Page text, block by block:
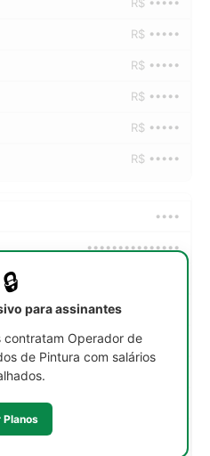
R$ •••••
R$ •••••
R$ •••••
R$ •••••
R$ •••••
••••
•••••••••••••••
R$ •••••
🔒
para assinantes
contratam Operador de
de Pintura com salários
Planos